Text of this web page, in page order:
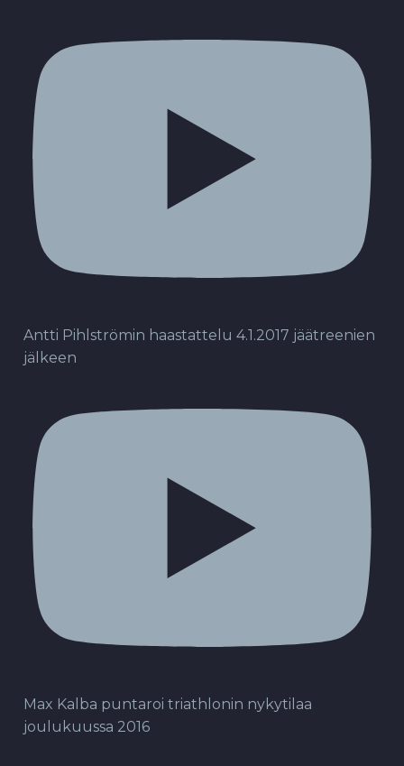
Antti Pihlströmin haastattelu 4.1.2017 jäätreenien
jälkeen
Max Kalba puntaroi triathlonin nykytilaa
joulukuussa 2016